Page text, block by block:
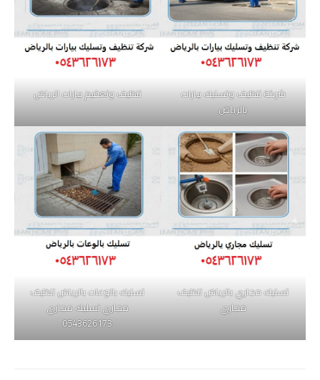
شركة تنظيف وتسليك بيارات
بالرياض
تنظيف وتعقيم بيارات الرياض
تسليك مجاري بالرياض تنظيف
مجاري
تسليك بالوعات بالرياض تنظيف
مجاري تسليك مجاري
0543626173